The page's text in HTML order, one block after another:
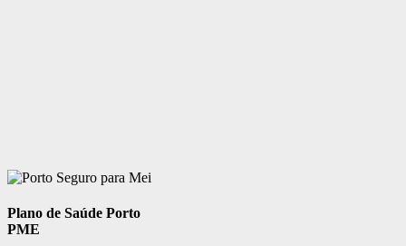
Plano de Saúde Porto
PME